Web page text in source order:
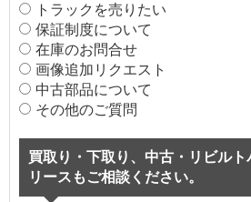
トラックを売りたい
保証制度について
在庫のお問合せ
画像追加リクエスト
中古部品について
その他のご質問
買取り・下取り、中古・リビルト
リースもご相談ください。